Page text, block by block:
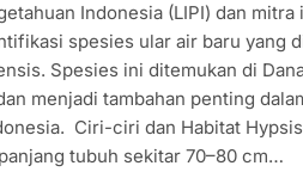
Indonesia (LIPI) dan
spesies ular air baru yang
Spesies ini ditemukan di
menjadi tambahan penting
Ciri-ciri dan Habitat
tubuh sekitar 70–80 cm…